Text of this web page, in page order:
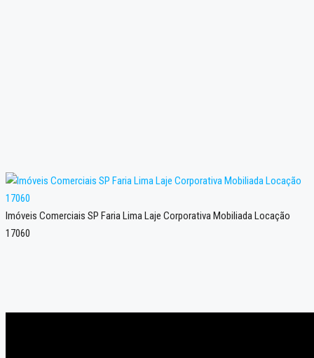
Imóveis Comerciais SP Faria Lima Laje Corporativa Mobiliada Locação
17060